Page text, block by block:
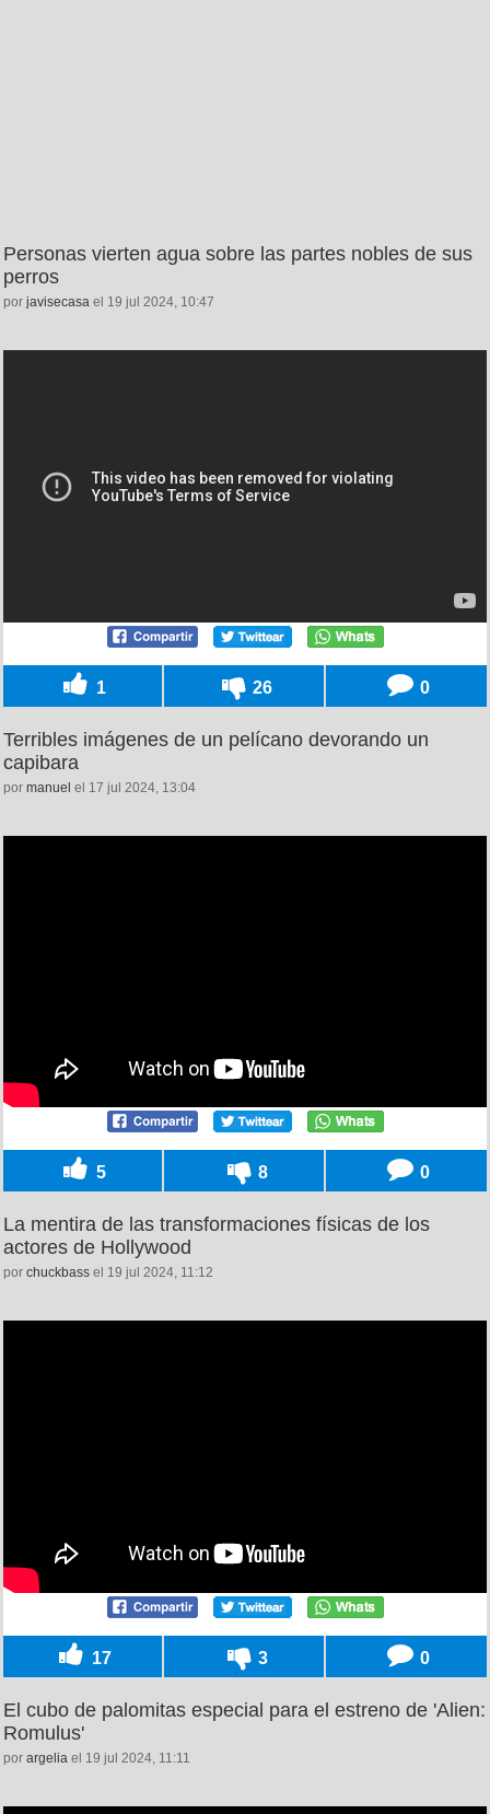
Personas vierten agua sobre las partes nobles de sus
perros
por javisecasa el 19 jul 2024, 10:47
1 26 0
Terribles imágenes de un pelícano devorando un
capibara
por manuel el 17 jul 2024, 13:04
5 8 0
La mentira de las transformaciones físicas de los
actores de Hollywood
por chuckbass el 19 jul 2024, 11:12
17 3 0
El cubo de palomitas especial para el estreno de 'Alien:
Romulus'
por argelia el 19 jul 2024, 11:11